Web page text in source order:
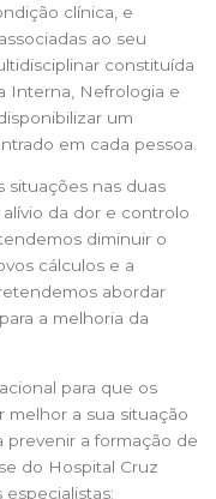
clínica, e
ao seu
constituída
Interna, Nefrologia e
um
em cada pessoa.
situações nas duas
da dor e controlo
diminuir o
cálculos e a
abordar
a melhoria da
para que os
a sua situação
prevenir a formação de
do Hospital Cruz